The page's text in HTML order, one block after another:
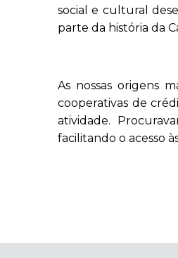
social e cultural
parte da história da
As nossas origens
cooperativas de
atividade.
facilitando o acesso